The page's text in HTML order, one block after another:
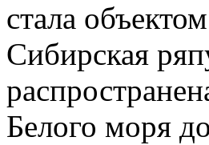
стала
Сибирская
Белого моря